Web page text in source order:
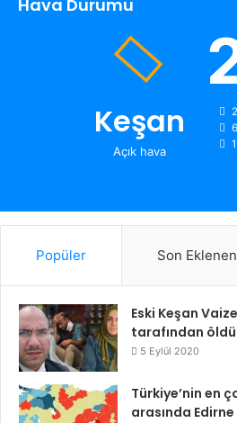
Hava Durumu
Keşan
Açık hava
Popüler Son Eklenen
Eski Keşan
tarafından
5 Eylül 2020
Türkiye’nin en
arasında